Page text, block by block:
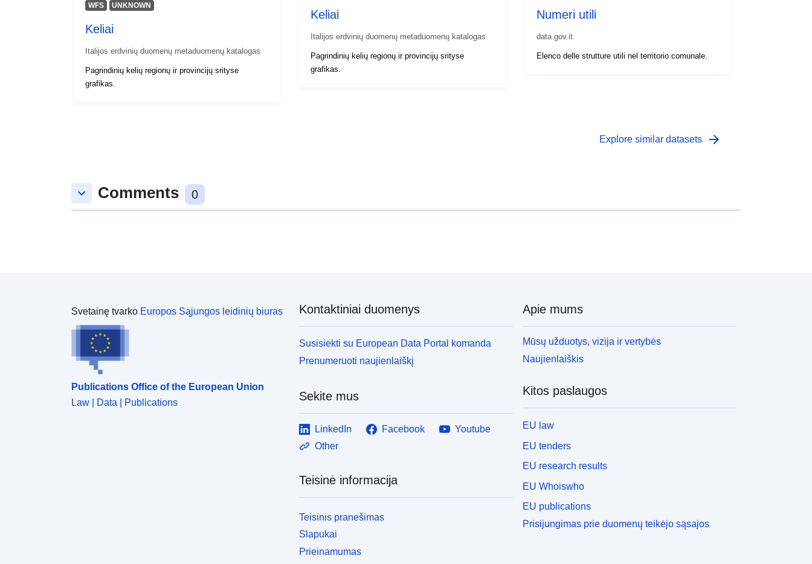
WFS
UNKNOWN
Keliai
Italijos erdvinių duomenų metaduomenų katalogas
Pagrindinių kelių regionų ir provincijų srityse
grafikas.
Keliai
Italijos erdvinių duomenų metaduomenų katalogas
Pagrindinių kelių regionų ir provincijų srityse
grafikas.
Numeri utili
data.gov.it
Elenco delle strutture utili nel territorio comunale.
Explore similar datasets arrow_forward
keyboard_arrow_down Comments 0
Svetainę tvarko Europos Sąjungos leidinių biuras
Publications Office of the European Union
Law | Data | Publications
Kontaktiniai duomenys
Susisiekti su European Data Portal komanda
Prenumeruoti naujienlaiškį
Sekite mus
LinkedIn Facebook
Youtube
Other
Teisinė informacija
Teisinis pranešimas
Slapukai
Prieinamumas
Apie mums
Mūsų užduotys, vizija ir vertybės
Naujienlaiškis
Kitos paslaugos
EU law
EU tenders
EU research results
EU Whoiswho
EU publications
Prisijungimas prie duomenų teikėjo sąsajos